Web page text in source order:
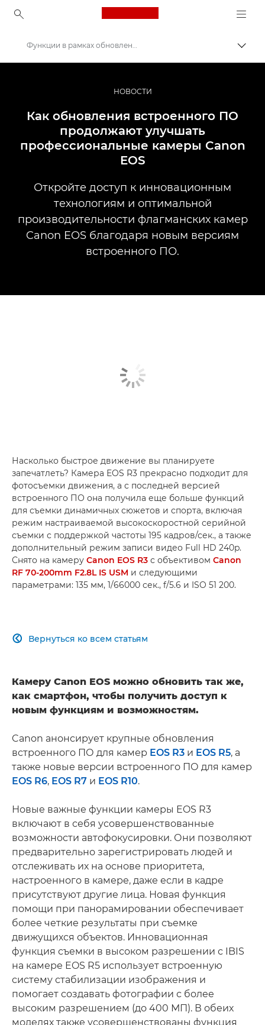
Canon Logo, back to
Профессиональная фото- и видеосъемка
Новости
Функции в рамках обновления встроенного ПО
НОВОСТИ
Как обновления встроенного ПО
продолжают улучшать
профессиональные камеры Canon
EOS
Откройте доступ к инновационным
технологиям и оптимальной
производительности флагманских камер
Canon EOS благодаря новым версиям
встроенного ПО.
Насколько быстрое движение вы планируете
запечатлеть? Камера EOS R3 прекрасно подходит для
фотосъемки движения, а с последней версией
встроенного ПО она получила еще больше функций
для съемки динамичных сюжетов и спорта, включая
режим настраиваемой высокоскоростной серийной
съемки с поддержкой частоты 195 кадров/сек., а также
дополнительный режим записи видео Full HD 240p.
Снято на камеру Canon EOS R3 с объективом Canon
RF 70-200mm F2.8L IS USM и следующими
параметрами: 135 мм, 1/66000 сек., f/5.6 и ISO 51 200.
Вернуться ко всем статьям

Камеру Canon EOS можно обновить так же,
как смартфон, чтобы получить доступ к
новым функциям и возможностям.
Canon анонсирует крупные обновления
встроенного ПО для камер EOS R3 и EOS R5, а
также новые версии встроенного ПО для камер
EOS R6, EOS R7 и EOS R10.
Новые важные функции камеры EOS R3
включают в себя усовершенствованные
возможности автофокусировки. Они позволяют
предварительно зарегистрировать людей и
отслеживать их на основе приоритета,
настроенного в камере, даже если в кадре
присутствуют другие лица. Новая функция
помощи при панорамировании обеспечивает
более четкие результаты при съемке
движущихся объектов. Инновационная
функция съемки в высоком разрешении с IBIS
на камере EOS R5 использует встроенную
систему стабилизации изображения и
помогает создавать фотографии с более
высоким разрешением (до 400 МП). В обеих
моделях также усовершенствованы функция